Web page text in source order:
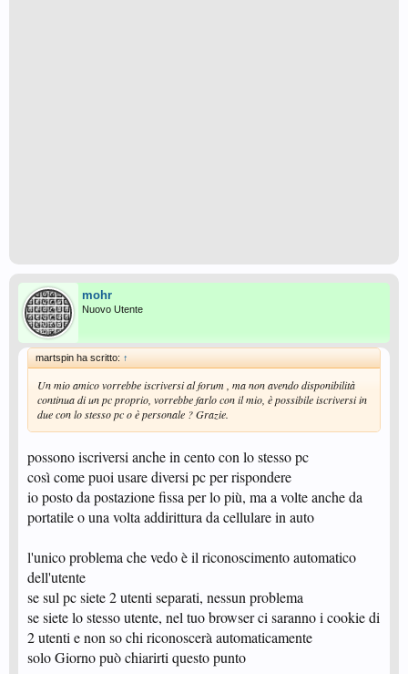
mohr
Nuovo Utente
martspin ha scritto: ↑
Un mio amico vorrebbe iscriversi al forum , ma non avendo disponibilità
continua di un pc proprio, vorrebbe farlo con il mio, è possibile iscriversi in
due con lo stesso pc o è personale ? Grazie.
possono iscriversi anche in cento con lo stesso pc
così come puoi usare diversi pc per rispondere
io posto da postazione fissa per lo più, ma a volte anche da
portatile o una volta addirittura da cellulare in auto
l'unico problema che vedo è il riconoscimento automatico
dell'utente
se sul pc siete 2 utenti separati, nessun problema
se siete lo stesso utente, nel tuo browser ci saranno i cookie di
2 utenti e non so chi riconoscerà automaticamente
solo Giorno può chiarirti questo punto